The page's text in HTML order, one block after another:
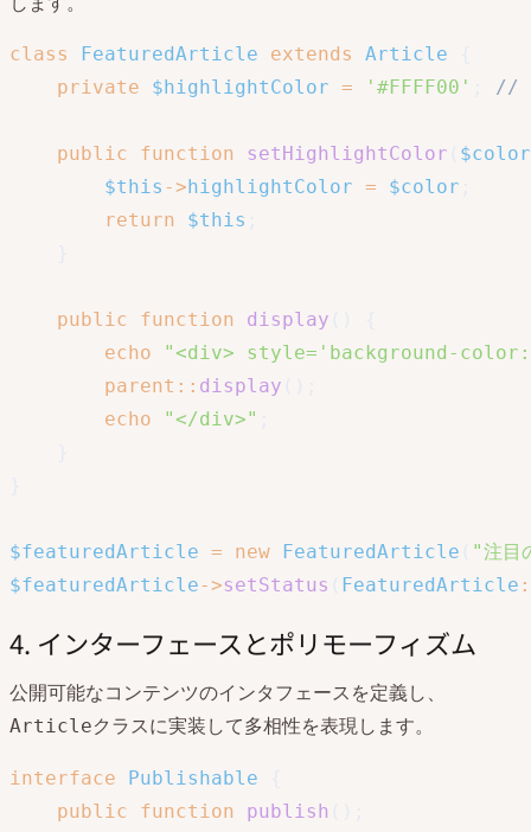
class FeaturedArticle extends Article
private
$highlightColor = '#FFFF00' //
public function setHighlightColor
$color
$this -> highlightColor = $color
return
$this
public function display
echo
"<div> style='background-
parent :: display
echo
"</div>"
$featuredArticle = new FeaturedArticle
"注目
$featuredArticle->setStatus FeaturedArticle
4. インターフェースとポリモーフィズム
公開可能なコンテンツのインタフェースを定義し、
Articleクラスに実装して多相性を表現します。
interface Publishable
public
function publish